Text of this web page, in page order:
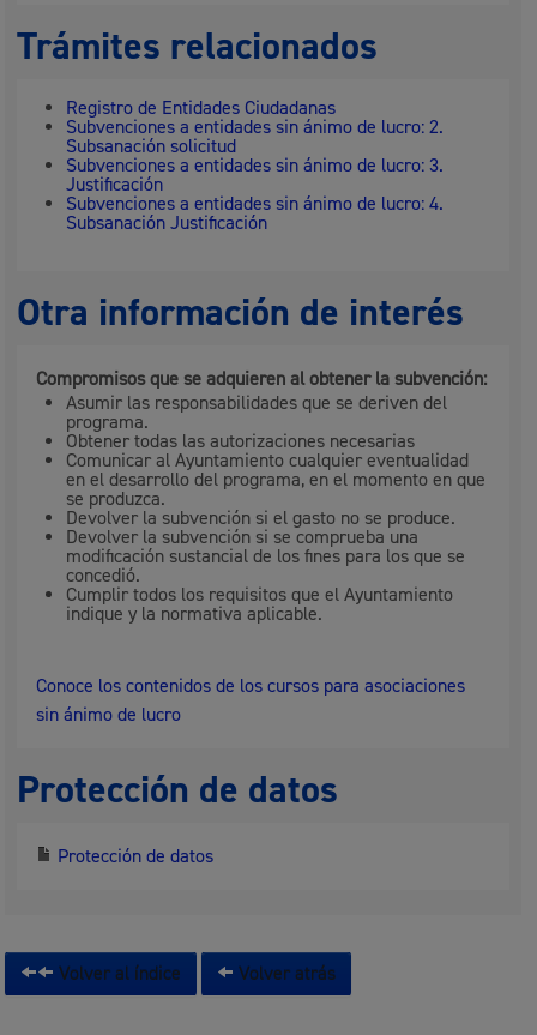
Trámites relacionados
Registro de Entidades Ciudadanas
Subvenciones a entidades sin ánimo de lucro: 2.
Subsanación solicitud
Subvenciones a entidades sin ánimo de lucro: 3.
Justificación
Subvenciones a entidades sin ánimo de lucro: 4.
Subsanación Justificación
Otra información de interés
Compromisos que se adquieren al obtener la subvención:
Asumir las responsabilidades que se deriven del
programa.
Obtener todas las autorizaciones necesarias
Comunicar al Ayuntamiento cualquier eventualidad
en el desarrollo del programa, en el momento en que
se produzca.
Devolver la subvención si el gasto no se produce.
Devolver la subvención si se comprueba una
modificación sustancial de los fines para los que se
concedió.
Cumplir todos los requisitos que el Ayuntamiento
indique y la normativa aplicable.
Conoce los contenidos de los cursos para asociaciones
sin ánimo de lucro
Protección de datos
Protección de datos
Volver al índice Volver atrás